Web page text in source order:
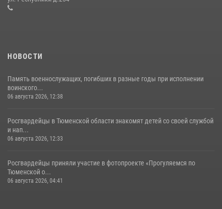
16 июля 2026, 10:42
НОВОСТИ
Память военнослужащих, погибших в разные годы при исполнении
воинского...
06 августа 2026, 12:38
Росгвардейцы в Тюменской области знакомят детей со своей службой
и нап...
06 августа 2026, 12:33
Росгвардейцы приняли участие в фотопроекте «Прогуляемся по
Тюменской о...
06 августа 2026, 04:41